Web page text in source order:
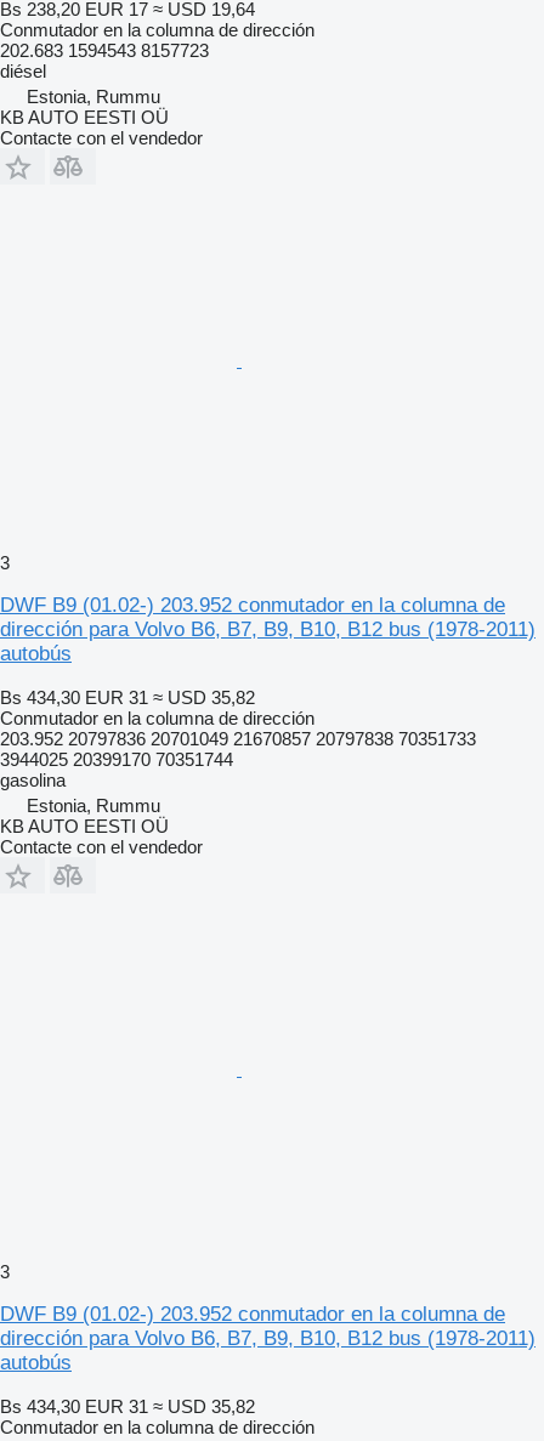
Bs 238,20 EUR 17 ≈ USD 19,64
Conmutador en la columna de dirección
202.683 1594543 8157723
diésel
Estonia, Rummu
KB AUTO EESTI OÜ
Contacte con el vendedor
3
DWF B9 (01.02-) 203.952 conmutador en la columna de
dirección para Volvo B6, B7, B9, B10, B12 bus (1978-2011)
autobús
Bs 434,30 EUR 31 ≈ USD 35,82
Conmutador en la columna de dirección
203.952 20797836 20701049 21670857 20797838 70351733
3944025 20399170 70351744
gasolina
Estonia, Rummu
KB AUTO EESTI OÜ
Contacte con el vendedor
3
DWF B9 (01.02-) 203.952 conmutador en la columna de
dirección para Volvo B6, B7, B9, B10, B12 bus (1978-2011)
autobús
Bs 434,30 EUR 31 ≈ USD 35,82
Conmutador en la columna de dirección